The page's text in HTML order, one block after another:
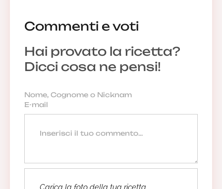
Commenti e voti
Hai provato la ricetta?
Dicci cosa ne pensi!